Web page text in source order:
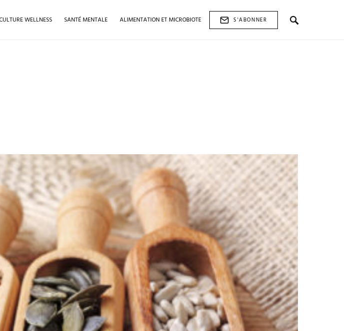
WELLNESS SANTÉ MENTALE ALIMENTATION ET MICROBIOTE
S'ABONNER